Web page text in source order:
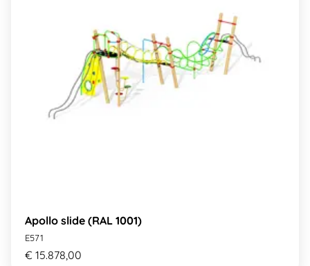
Apollo slide (RAL 1001)
E571
€ 15.878,00